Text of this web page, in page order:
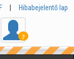
Hibabejelentő lap
?